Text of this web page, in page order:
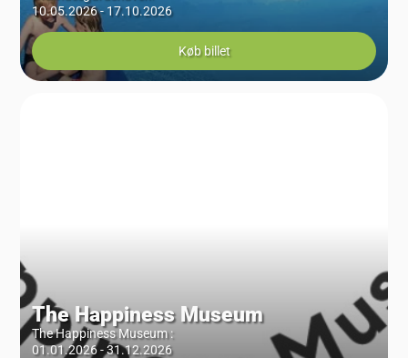
10.05.2026 - 17.10.2026
Køb billet
The Happiness Museum
The Happiness Museum:
01.01.2026 - 31.12.2026